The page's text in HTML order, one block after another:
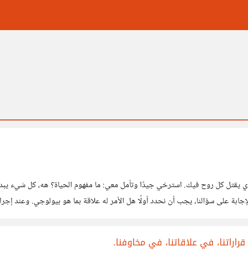
يقتل كل روح فيك. استرخي جيدًا وتأمل معي: ما مفهوم الحياة؟ هه، كل شيء
هذا هو السؤال: لماذا؟ ما الذي يحدث داخلنا؟ وللإجابة على سؤالنا، يجب أن نحدد أولًا هل الأمر له
في علاقاتنا، في مخاوفنا.